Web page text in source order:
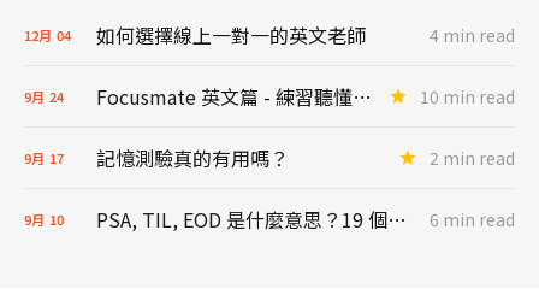
12月 04 如何選擇線上一對一的英文老師 4 min read
9月 24 Focusmate 英文篇 - 練習聽懂來自世界各地的英文口音的生產力工具 10 min read
9月 17 記憶測驗真的有用嗎？ 2 min read
9月 10 PSA, TIL, EOD 是什麼意思？19 個工作上一定要知道的縮寫 6 min read